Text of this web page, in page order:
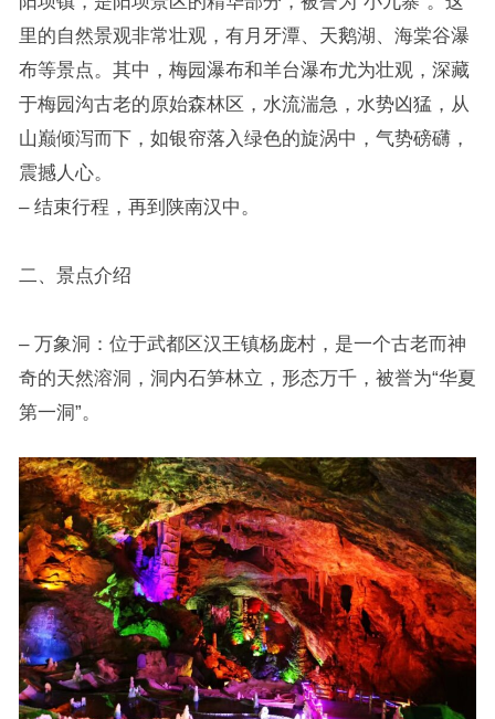
里的自然景观非常壮观，有月牙潭、天鹅湖、海棠谷瀑
布等景点。其中，梅园瀑布和羊台瀑布尤为壮观，深藏
于梅园沟古老的原始森林区，水流湍急，水势凶猛，从
山巅倾泻而下，如银帘落入绿色的旋涡中，气势磅礴，
震撼人心。
– 结束行程，再到陕南汉中。
二、景点介绍
– 万象洞：位于武都区汉王镇杨庞村，是一个古老而神
奇的天然溶洞，洞内石笋林立，形态万千，被誉为“华夏
第一洞”。